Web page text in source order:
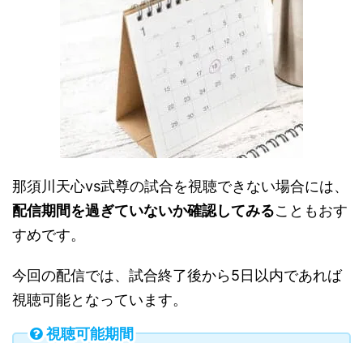
那須川天心vs武尊の試合を視聴できない場合には、
配信期間を過ぎていないか確認してみることもおす
すめです。
今回の配信では、試合終了後から5日以内であれば
視聴可能となっています。
視聴可能期間